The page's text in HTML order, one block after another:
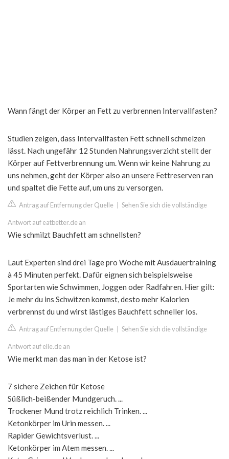
Wann fängt der Körper an Fett zu verbrennen Intervallfasten?
Studien zeigen, dass Intervallfasten Fett schnell schmelzen
lässt. Nach ungefähr 12 Stunden Nahrungsverzicht stellt der
Körper auf Fettverbrennung um. Wenn wir keine Nahrung zu
uns nehmen, geht der Körper also an unsere Fettreserven ran
und spaltet die Fette auf, um uns zu versorgen.
Antrag auf Entfernung der Quelle Sehen Sie sich die vollständige
Antwort auf eatbetter.de an
Wie schmilzt Bauchfett am schnellsten?
Laut Experten sind drei Tage pro Woche mit Ausdauertraining
à 45 Minuten perfekt. Dafür eignen sich beispielsweise
Sportarten wie Schwimmen, Joggen oder Radfahren. Hier gilt:
Je mehr du ins Schwitzen kommst, desto mehr Kalorien
verbrennst du und wirst lästiges Bauchfett schneller los.
Antrag auf Entfernung der Quelle Sehen Sie sich die vollständige
Antwort auf elle.de an
Wie merkt man das man in der Ketose ist?
7 sichere Zeichen für Ketose
Süßlich-beißender Mundgeruch. ...
Trockener Mund trotz reichlich Trinken. ...
Ketonkörper im Urin messen. ...
Rapider Gewichtsverlust. ...
Ketonkörper im Atem messen. ...